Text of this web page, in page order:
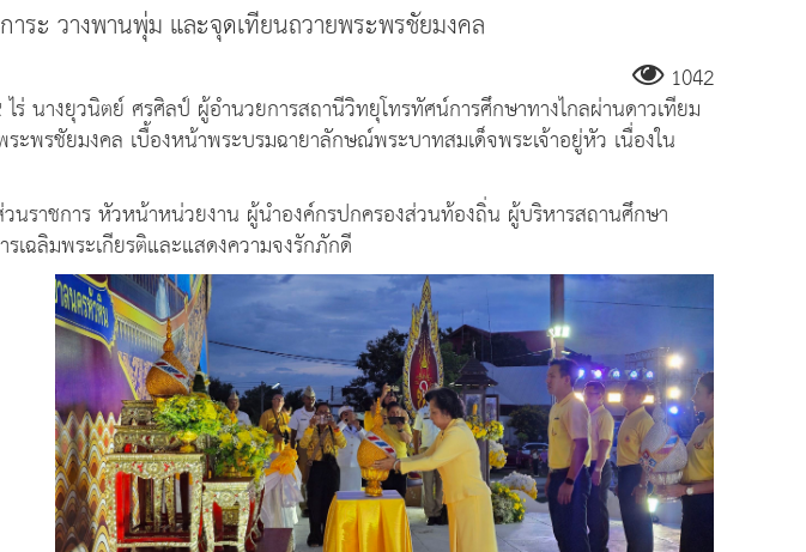
ระ​ วางพานพุ่ม​ และจุดเทียนถวายพระพรชัยมงคล
1042
งยุวนิตย์ ศรศิลป์ ผู้อำนวยการสถานีวิทยุโทรทัศน์การศึกษาทางไกลผ่านดาวเทียม
พรชัยมงคล เบื้องหน้าพระบรมฉายาลักษณ์พระบาทสมเด็จพระเจ้าอยู่หัว เนื่องใน
ราชการ หัวหน้าหน่วยงาน​ ผู้นำองค์กรปกครองส่วนท้องถิ่น​ ผู้บริหารสถานศึกษา​
ฉลิมพระเกียรติและแสดงความจงรักภักดี